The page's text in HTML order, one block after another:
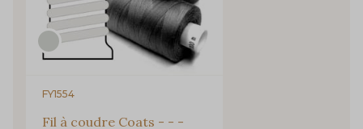
FY1554
Fil à coudre Coats - - -
Je m'abonne à la newsletter